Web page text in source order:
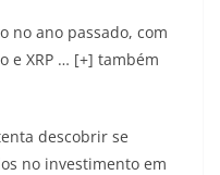
no ano passado, com
e XRP … [+] também
descobrir se
​​no investimento em